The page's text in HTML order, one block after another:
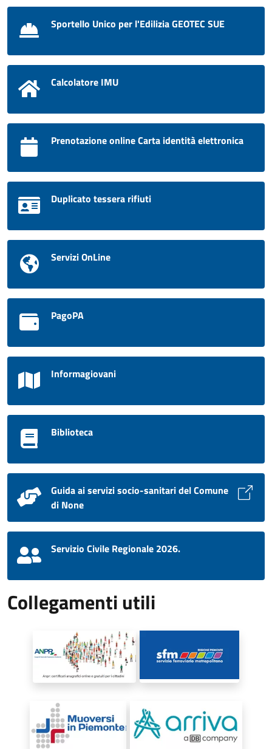
Sportello Unico per l'Edilizia GEOTEC SUE
Calcolatore IMU
Prenotazione online Carta identità elettronica
Duplicato tessera rifiuti
Servizi OnLine
PagoPA
Informagiovani
Biblioteca
Guida ai servizi socio-sanitari del Comune
di None
Servizio Civile Regionale 2026.
Collegamenti utili